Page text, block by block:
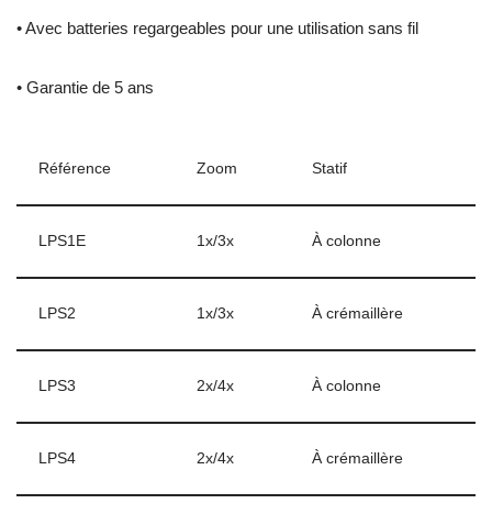
• Avec batteries regargeables pour une utilisation sans fil
• Garantie de 5 ans
Référence Zoom Statif
LPS1E 1x/3x À colonne
LPS2 1x/3x À crémaillère
LPS3 2x/4x À colonne
LPS4 2x/4x À crémaillère